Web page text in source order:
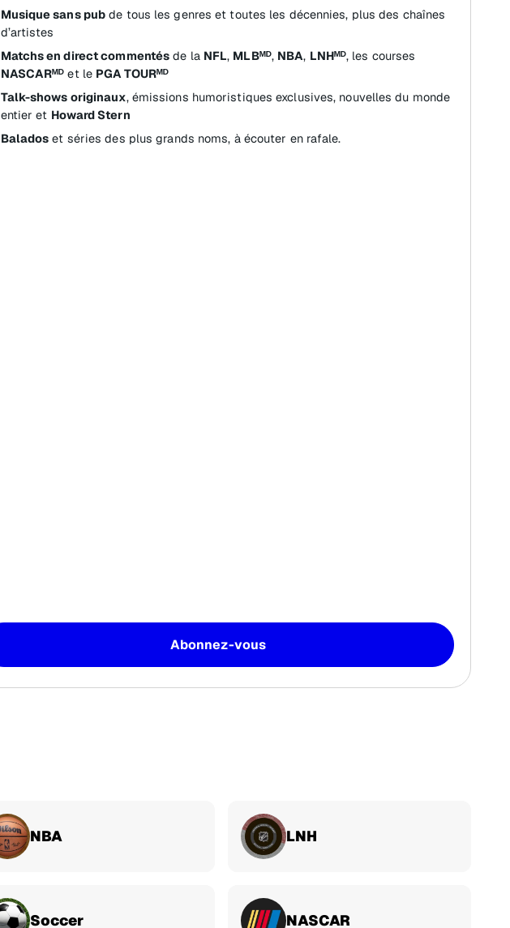
Musique sans pub de tous les genres et toutes les décennies, plus des chaînes
d’artistes
Matchs en direct commentés de la NFL, MLBᴹᴰ, NBA, LNHᴹᴰ, les courses
NASCARᴹᴰ et le PGA TOURᴹᴰ
Talk-shows originaux, émissions humoristiques exclusives, nouvelles du monde
entier et Howard Stern
Balados et séries des plus grands noms, à écouter en rafale.
Abonnez-vous
NBA LNH
Soccer NASCAR